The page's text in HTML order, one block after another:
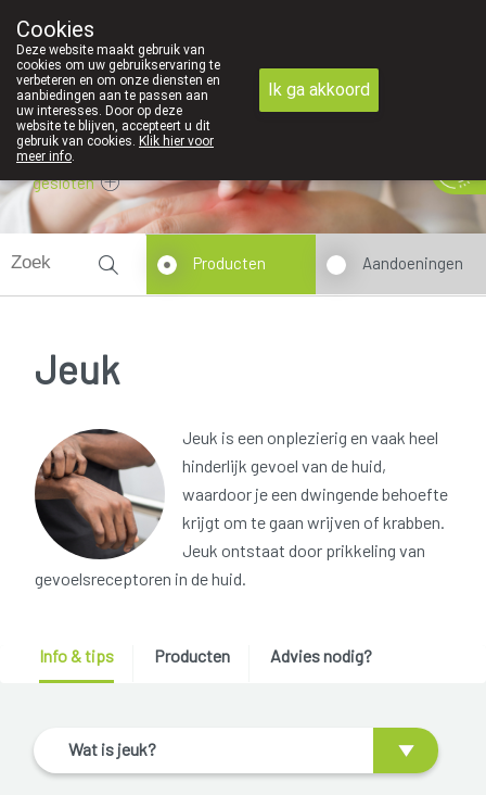
gesloten
Producten Aandoeningen
Jeuk
Jeuk is een onplezierig en vaak heel
hinderlijk gevoel van de huid,
waardoor je een dwingende behoefte
krijgt om te gaan wrijven of krabben.
Jeuk ontstaat door prikkeling van
gevoelsreceptoren in de huid.
Info & tips Producten Advies nodig?
Wat is jeuk?
Cookies
Deze website maakt gebruik van
cookies om uw gebruikservaring te
verbeteren en om onze diensten en
aanbiedingen aan te passen aan
uw interesses. Door op deze
website te blijven, accepteert u dit
gebruik van cookies. Klik hier voor
meer info.
Ik ga akkoord